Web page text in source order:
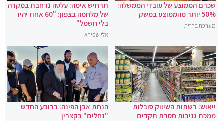
שכרם הממוצע של עובדי הממשלה:
50% יותר מהממוצע במשק
מערכת בחזית
תרחיש אימה: עלטה נרחבת במקרה
של מלחמה בצפון: "60 אחוז יהיו
בלי חשמל"
אלי שפירא
ייאוש: רשתות השיווק סובלות
ממכת גניבות חסרת תקדים
הנחת אבן הפינה: ברובע החדש
"נחלים" בקצרין